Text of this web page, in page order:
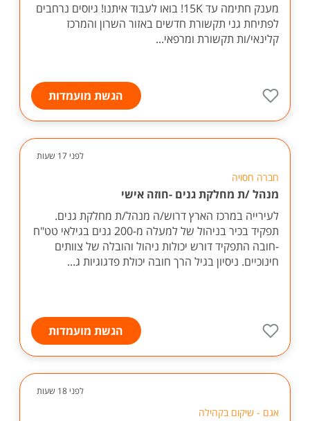
מענק חתימה עד 15K! בואו לעבוד איתנו! גיוסים נרחבים
לפתיחת גני תקשורת חדשים באזור השרון והמרכז
קלינאי/ות תקשורת ומרפאי...
הגשת מועמדות
לפני 17 שעות
חברה חסויה
מנהל /ת מחלקת גנים -חוזה אישי
לעירייה במרכז הארץ דרוש/ה מנהל/ת מחלקת גנים.
תפקיד בכיר בניהול של למעלה מ-200 גנים בגילאי טט"ח
-חובה התפקיד דורש יכולות ניהול והובלה של צוותים
חינוכיים. ניסיון בגיל הרך חובה יכולת פדגוגיות ג...
הגשת מועמדות
לפני 18 שעות
אגם - שיקום בקהילה